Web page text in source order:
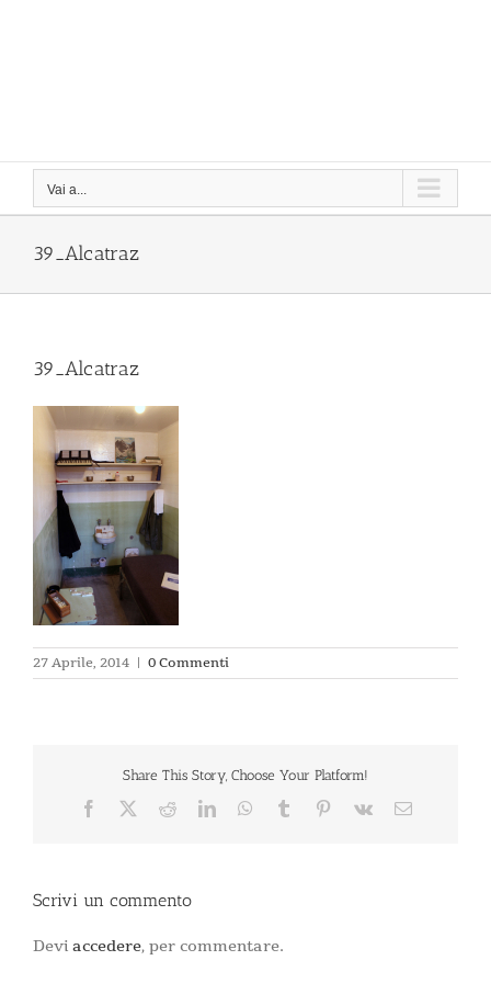
Vai a...
39_Alcatraz
39_Alcatraz
27 Aprile, 2014 | 0 Commenti
Share This Story, Choose Your Platform!
Facebook RedditLinkedInWhatsApp
Tumblr Pinterest
Vk Email
Scrivi un commento
Devi accedere, per commentare.